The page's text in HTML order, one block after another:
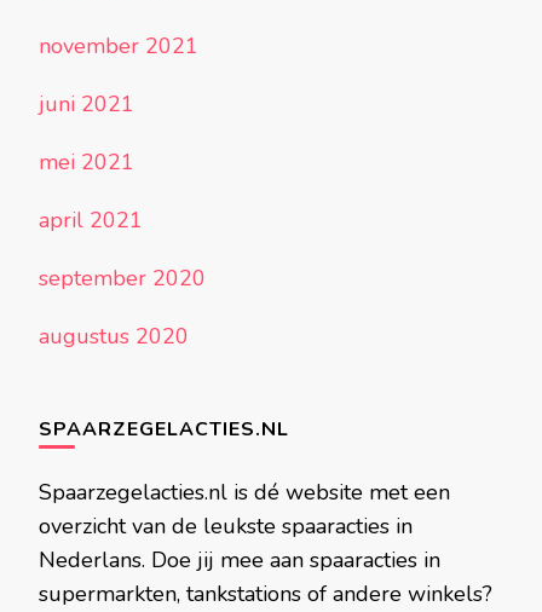
november 2021
juni 2021
mei 2021
april 2021
september 2020
augustus 2020
SPAARZEGELACTIES.NL
Spaarzegelacties.nl is dé website met een
overzicht van de leukste spaaracties in
Nederlans. Doe jij mee aan spaaracties in
supermarkten, tankstations of andere winkels?